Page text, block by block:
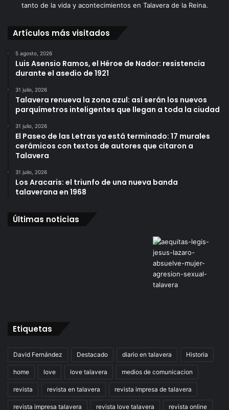
tanto de la vida y acontecimientos en Talavera de la Reina.
Artículos más visitados
5 agosto, 2026
Luis Asensio Ramos, el Héroe de Nador: resistencia
durante el asedio de 1921
31 julio, 2026
Talavera renueva la zona azul: así serán los nuevos
parquímetros inteligentes que llegan a toda la ciudad
31 julio, 2026
El Paseo de las Letras ya está terminado: 17 murales
cerámicos con textos de autores que citaron a
Talavera
31 julio, 2026
Los Aracaris: el triunfo de una nueva banda
talaverana en 1968
Últimas noticias
Etiquetas
David Fernández Destacado diario en talavera Historia
home love love talavera medios de comunicacion
revista revista en talavera revista impresa de talavera
revista impresa talavera revista love talavera revista online